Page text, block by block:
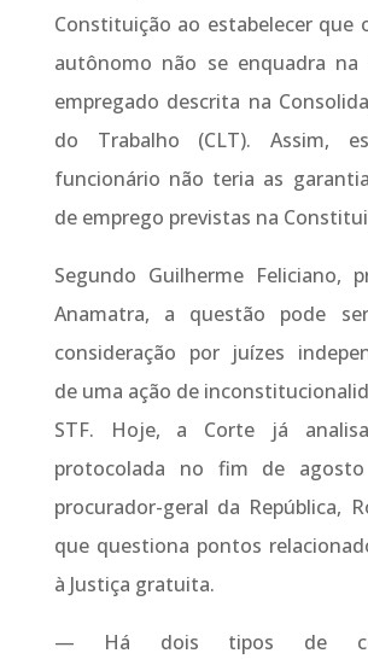
Constituição ao estabelecer que
autônomo não se enquadra na
empregado descrita na
do Trabalho (CLT). Assim,
funcionário não teria as
de emprego previstas na
Segundo Guilherme Feliciano,
Anamatra, a questão pode
consideração por juízes
de uma ação de
STF. Hoje, a Corte já
protocolada no fim de
procurador-geral da República,
que questiona pontos
à Justiça gratuita.
— Há dois tipos de